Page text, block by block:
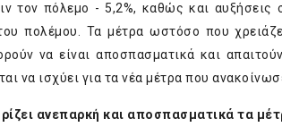
τον πόλεμο - 5,2%, καθώς και αυξήσεις
πολέμου. Τα μέτρα ωστόσο που
να είναι αποσπασματικά και
να ισχύει για τα νέα μέτρα που
ανεπαρκή και αποσπασματικά τα